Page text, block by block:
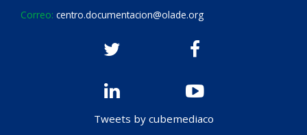
Correo: centro.documentacion@olade.org
Tweets by cubemediaco